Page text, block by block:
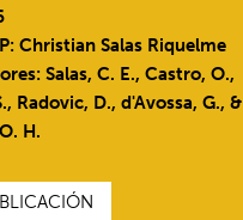
Christian Salas Riquelme
Salas, C. E., Castro, O.,
Radovic, D., d'Avossa, G., &
H.